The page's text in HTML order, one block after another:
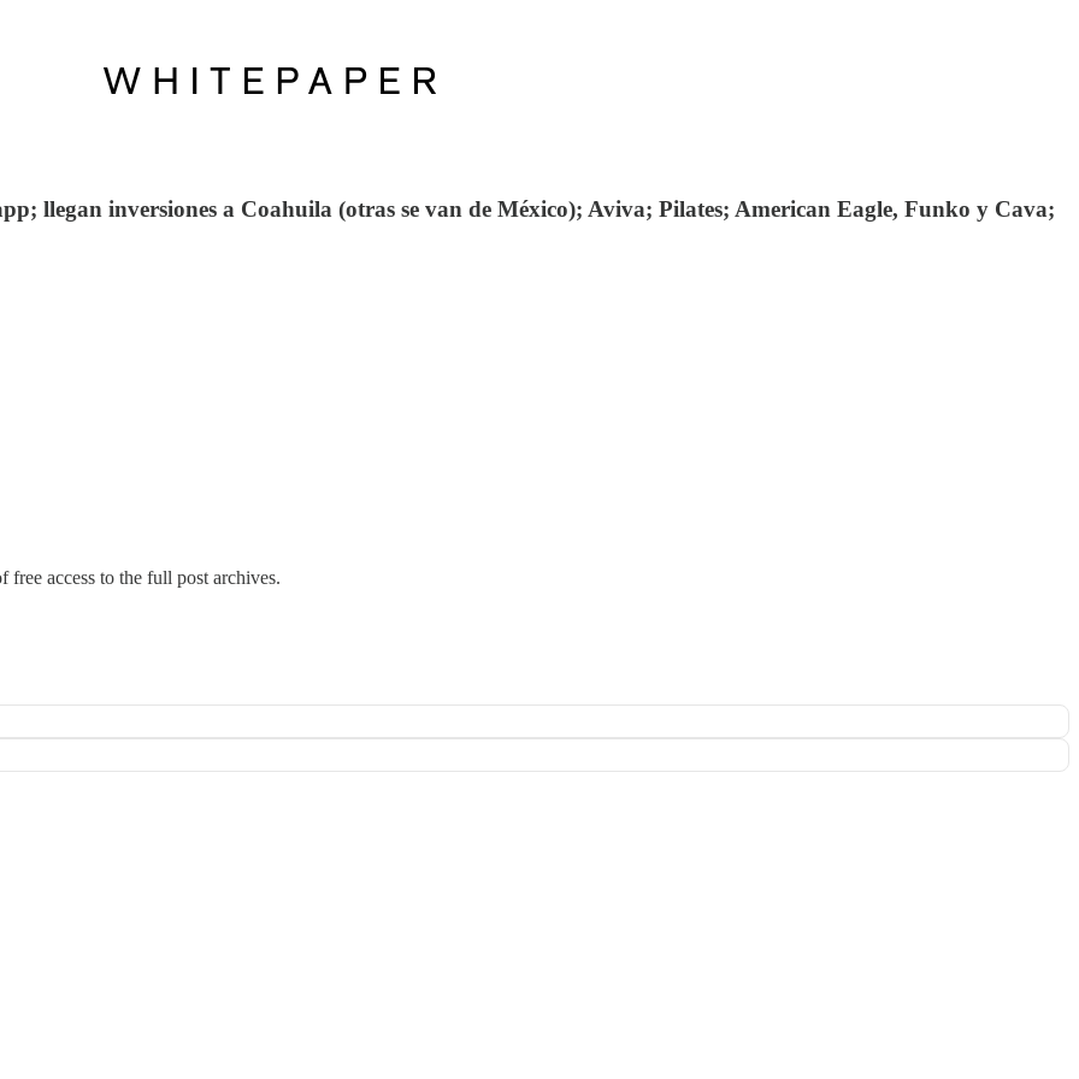
llegan inversiones a Coahuila (otras se van de México); Aviva; Pilates; American Eagle, Funko y Cava;
access to the full post archives.